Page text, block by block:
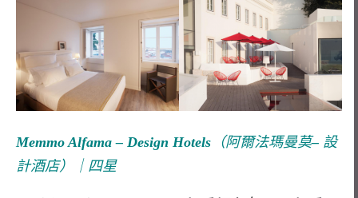
Memmo Alfama – Design Hotels （阿爾法瑪曼莫– 設
計酒店）｜四星